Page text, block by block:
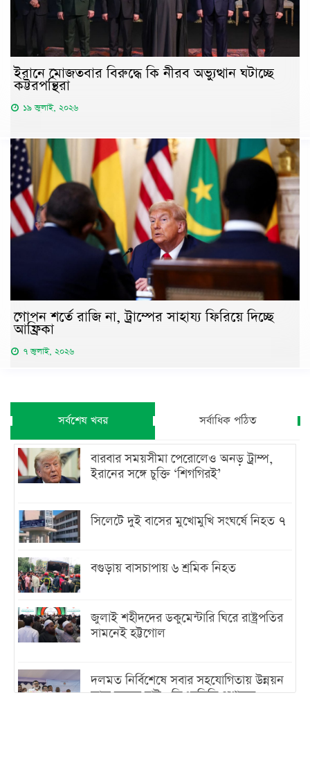
ইরানে মোজতবার বিরুদ্ধে কি নীরব অভ্যুত্থান ঘটাচ্ছে
কট্টরপন্থিরা
১৯ জুলাই, ২০২৬
গোপন শর্তে রাজি না, ট্রাম্পের সাহায্য ফিরিয়ে দিচ্ছে
আফ্রিকা
৭ জুলাই, ২০২৬
সর্বশেষ খবর সর্বাধিক পঠিত
বারবার সময়সীমা পেরোলেও অনড় ট্রাম্প,
ইরানের সঙ্গে চুক্তি ‘শিগগিরই’
সিলেটে দুই বাসের মুখোমুখি সংঘর্ষে নিহত ৭
বগুড়ায় বাসচাপায় ৬ শ্রমিক নিহত
জুলাই শহীদদের ডকুমেন্টারি ঘিরে রাষ্ট্রপতির
সামনেই হট্টগোল
দলমত নির্বিশেষে সবার সহযোগিতায় উন্নয়ন
কাজ করতে চাই : ডিএনসিসি প্রশাসক